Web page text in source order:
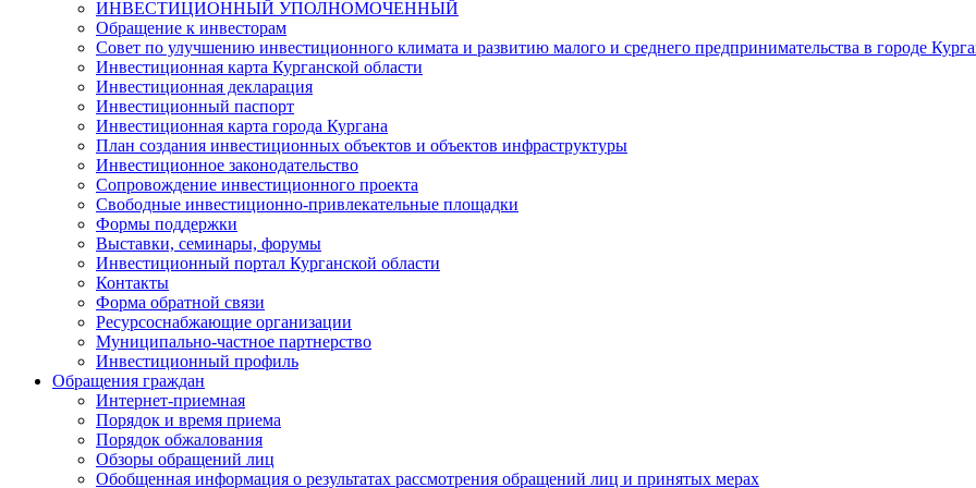
ИНВЕСТИЦИОННЫЙ УПОЛНОМОЧЕННЫЙ
Обращение к инвесторам
Совет по улучшению инвестиционного климата и развитию малого и среднего предпринимательства в городе
Инвестиционная карта Курганской области
Инвестиционная декларация
Инвестиционный паспорт
Инвестиционная карта города Кургана
План создания инвестиционных объектов и объектов инфраструктуры
Инвестиционное законодательство
Сопровождение инвестиционного проекта
Свободные инвестиционно-привлекательные площадки
Формы поддержки
Выставки, семинары, форумы
Инвестиционный портал Курганской области
Контакты
Форма обратной связи
Ресурсоснабжающие организации
Муниципально-частное партнерство
Инвестиционный профиль
Обращения граждан
Интернет-приемная
Порядок и время приема
Порядок обжалования
Обзоры обращений лиц
Обобщенная информация о результатах рассмотрения обращений лиц и принятых мерах